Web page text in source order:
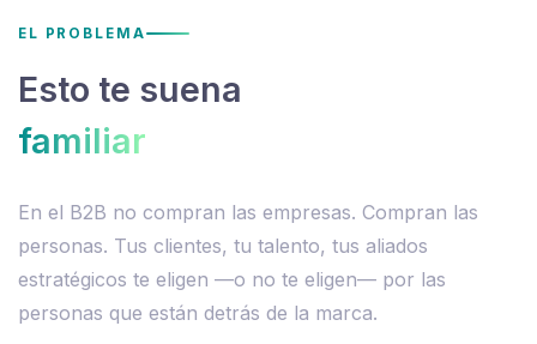
EL PROBLEMA
Esto te suena
familiar
En el B2B no compran las empresas. Compran las
personas. Tus clientes, tu talento, tus aliados
estratégicos te eligen —o no te eligen— por las
personas que están detrás de la marca.